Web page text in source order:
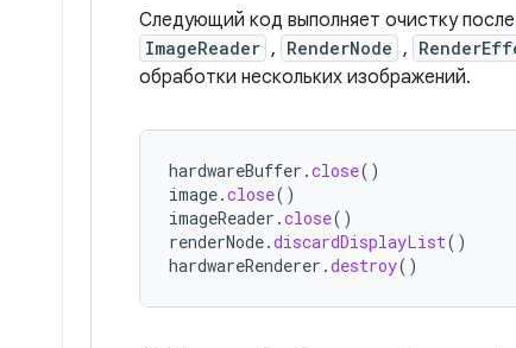
Следующий код выполняет очистку
ImageReader , RenderNode ,
обработки нескольких изображений.
hardwareBuffer .close()
image.close()
imageReader .close()
renderNode.discardDisplayList()
hardwareRenderer .destroy()